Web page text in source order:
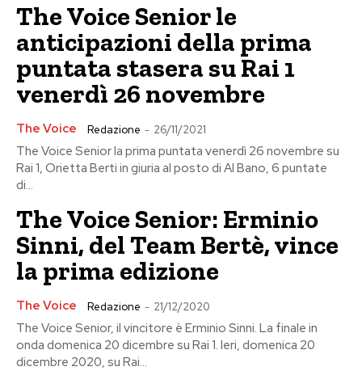
The Voice Senior le
anticipazioni della prima
puntata stasera su Rai 1
venerdì 26 novembre
The Voice Redazione - 26/11/2021
The Voice Senior la prima puntata venerdì 26 novembre su
Rai 1, Orietta Berti in giuria al posto di Al Bano, 6 puntate
di...
The Voice Senior: Erminio
Sinni, del Team Bertè, vince
la prima edizione
The Voice Redazione - 21/12/2020
The Voice Senior, il vincitore è Erminio Sinni. La finale in
onda domenica 20 dicembre su Rai 1. Ieri, domenica 20
dicembre 2020, su Rai...